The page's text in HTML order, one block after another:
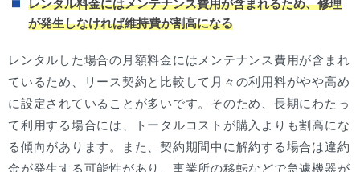
レンタル料金にはメンテナンス費用が含まれるため、修理
が発生しなければ維持費が割高になる
レンタルした場合の月額料金にはメンテナンス費用が含まれ
ているため、リース契約と比較して月々の利用料がやや高め
に設定されていることが多いです。そのため、長期にわたっ
て利用する場合には、トータルコストが購入よりも割高にな
る傾向があります。また、契約期間中に解約する場合は違約
金が発生する可能性があり、事業所の移転などで急遽機器が